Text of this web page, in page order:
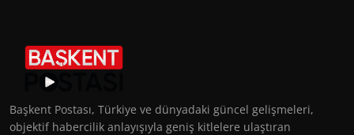
Başkent Postası, Türkiye ve dünyadaki güncel gelişmeleri,
objektif habercilik anlayışıyla geniş kitlelere ulaştıran